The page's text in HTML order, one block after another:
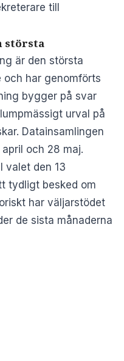
till
största
är den största
och har genomförts
bygger på svar
urval på
Datainsamlingen
och 28 maj.
valet den 13
tydligt besked om
har väljarstödet
de sista månaderna